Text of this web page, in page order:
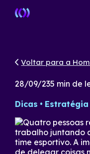
Voltar para a
28/09/235 min de
Dicas Estratégia